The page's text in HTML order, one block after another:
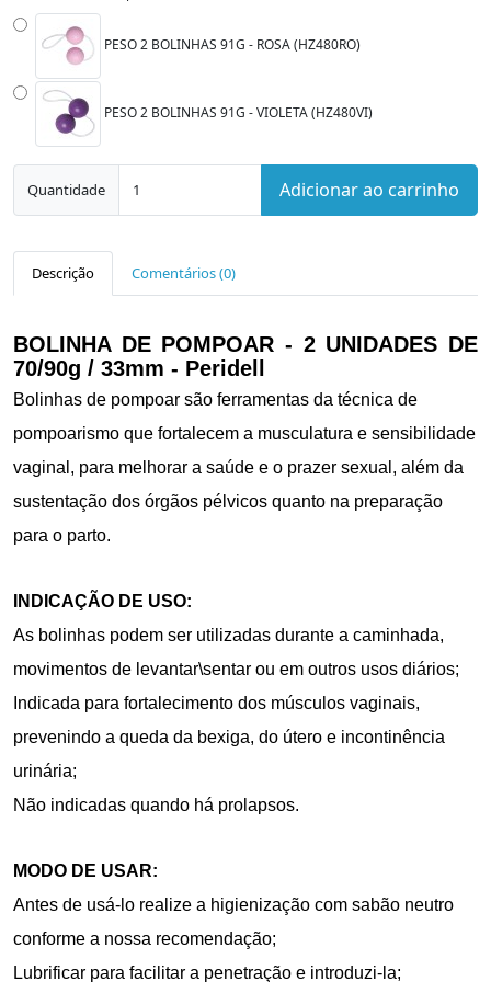
PESO 2 BOLINHAS 91G - ROSA (HZ480RO)
PESO 2 BOLINHAS 91G - VIOLETA (HZ480VI)
Quantidade Adicionar ao carrinho
Descrição Comentários (0)
BOLINHA DE POMPOAR - 2 UNIDADES DE
70/90g / 33mm - Peridell
Bolinhas de pompoar são ferramentas da técnica de
pompoarismo que fortalecem a musculatura e sensibilidade
vaginal, para melhorar a saúde e o prazer sexual, além da
sustentação dos órgãos pélvicos quanto na preparação
para o parto.
INDICAÇÃO DE USO:
As bolinhas podem ser utilizadas durante a caminhada,
movimentos de levantar\sentar ou em outros usos diários;
Indicada para fortalecimento dos músculos vaginais,
prevenindo a queda da bexiga, do útero e incontinência
urinária;
Não indicadas quando há prolapsos.
MODO DE USAR:
Antes de usá-lo realize a higienização com sabão neutro
conforme a nossa recomendação;
Lubrificar para facilitar a penetração e introduzi-la;